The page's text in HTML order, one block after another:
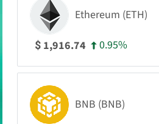
Ethereum (ETH)
$ 1,916.74 0.95%
BNB (BNB)